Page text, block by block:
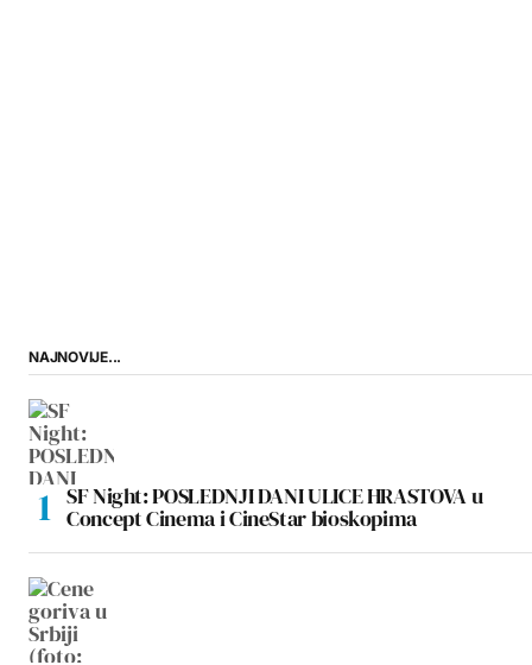
NAJNOVIJE...
SF Night: POSLEDNJI DANI ULICE HRASTOVA u
Concept Cinema i CineStar bioskopima